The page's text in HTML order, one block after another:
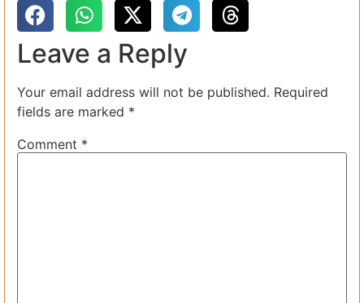
Leave a Reply
Your email address will not be published. Required
fields are marked *
Comment *